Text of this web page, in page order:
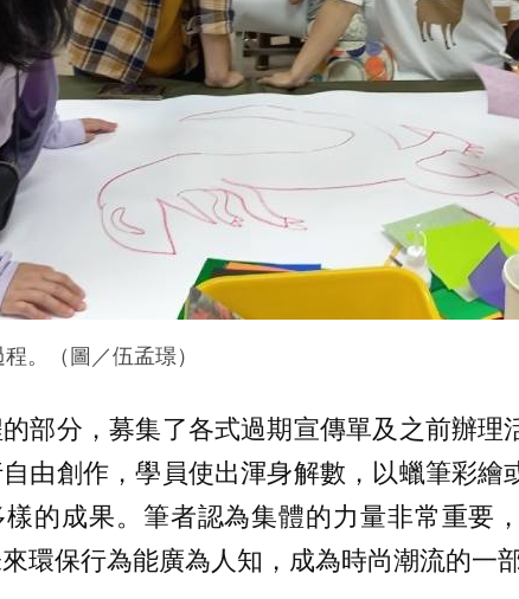
。（圖／伍孟璟）
部分，募集了各式過期宣傳單及之前辦理
由創作，學員使出渾身解數，以蠟筆彩繪
的成果。筆者認為集體的力量非常重要
環保行為能廣為人知，成為時尚潮流的一部